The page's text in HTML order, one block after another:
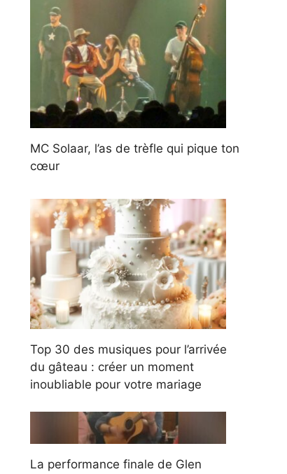
MC Solaar, l’as de trèfle qui pique ton
cœur
Top 30 des musiques pour l’arrivée
du gâteau : créer un moment
inoubliable pour votre mariage
La performance finale de Glen